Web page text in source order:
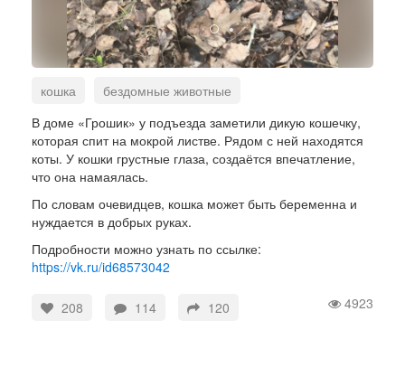
кошка
бездомные животные
помощь животным
В доме «Грошик» у подъезда заметили дикую кошечку,
которая спит на мокрой листве. Рядом с ней находятся
коты. У кошки грустные глаза, создаётся впечатление,
что она намаялась.
По словам очевидцев, кошка может быть беременна и
нуждается в добрых руках.
Подробности можно узнать по ссылке:
https://vk.ru/id68573042
4923
208 114 120